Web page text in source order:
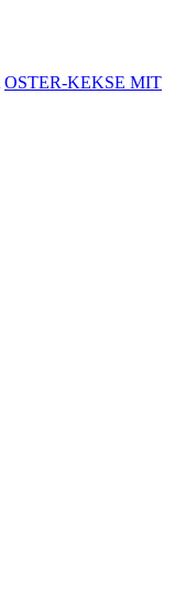
OSTER-KEKSE MIT